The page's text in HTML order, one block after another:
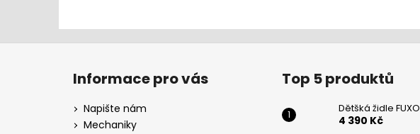
Z
Informace pro vás
Napište nám
Mechaniky
Top 5 produktů
Dětšká židle
4 390 Kč